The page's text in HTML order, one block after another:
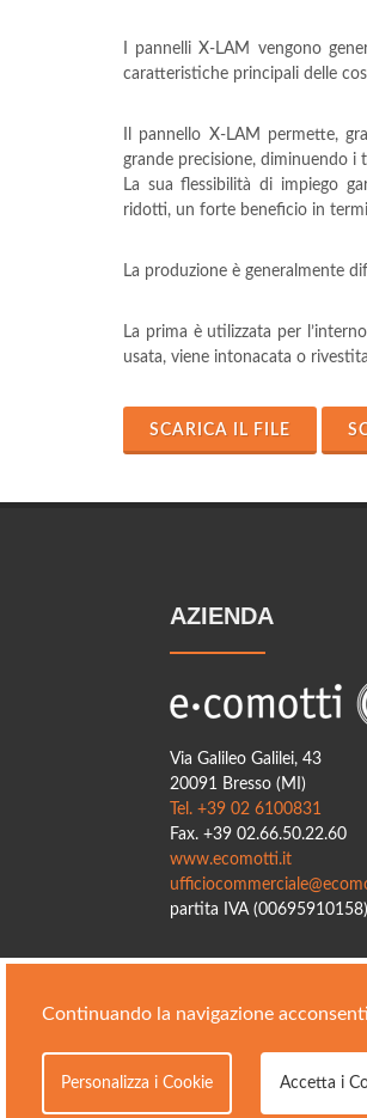
I pannelli X-LAM vengono
caratteristiche principali delle
Il pannello X-LAM permette,
grande precisione, diminuendo i
La sua flessibilità di impiego
ridotti, un forte beneficio in
La produzione è generalmente
La prima è utilizzata per
usata, viene intonacata o
SCARICA IL FILE
AZIENDA
Via Galileo Galilei, 43
20091 Bresso (MI)
Tel. +39 02 6100831
Fax. +39 02.66.50.22.60
www.ecomotti.it
partita IVA (00695910158)
Continuando la navigazione
Personalizza i Cookie Accetta i